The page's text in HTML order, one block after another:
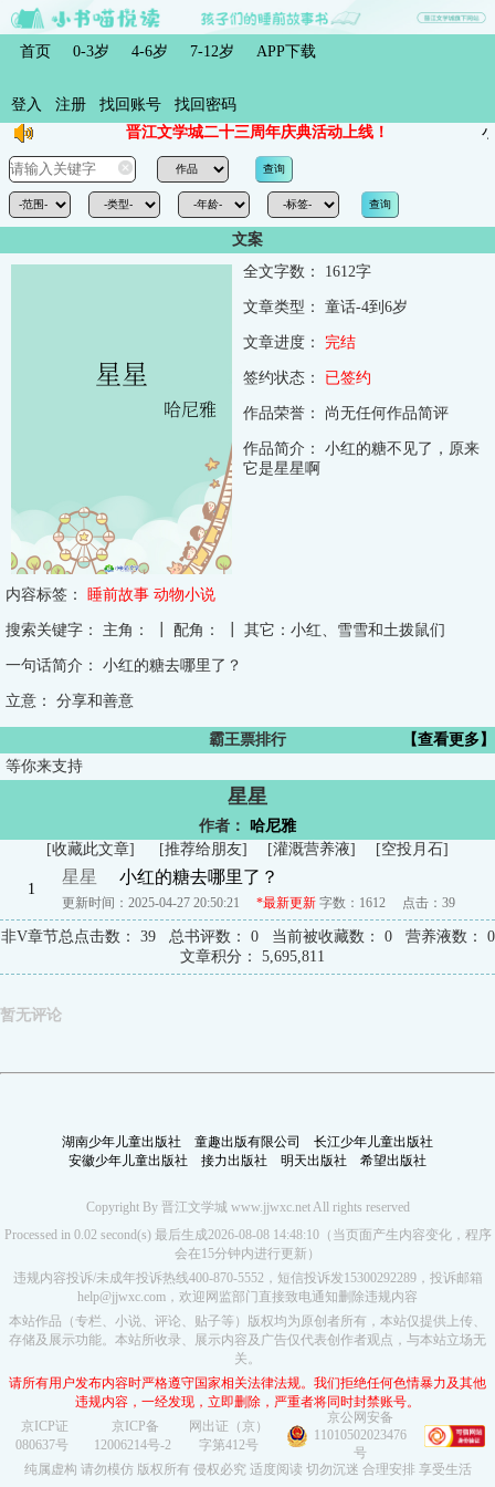
首页 0-3岁 4-6岁 7-12岁 APP下载
登入 注册 找回账号
找回密码
晋江文学城二十三周年庆典活动上线！
文案
全文字数：
1612字
文章类型： 童话-4到6岁
文章进度： 完结
签约状态： 已签约
作品荣誉： 尚无任何作品简评
作品简介：
小红的糖不见了，原来
它是星星啊
内容标签： 睡前故事 动物小说
搜索关键字： 主角： ┃ 配角： ┃ 其它：小红、雪雪和土拨鼠们
一句话简介： 小红的糖去哪里了？
立意： 分享和善意
霸王票排行
【查看更多】
等你来支持
星星
作者：
哈尼雅
[收藏此文章] [推荐给朋友] [灌溉营养液] [空投月石]
1
星星 小红的糖去哪里了？
更新时间：2025-04-27 20:50:21 *最新更新 字数：1612 点击： 39
非V章节总点击数： 39总书评数： 0当前被收藏数： 0营养液数： 0
文章积分： 5,695,811
暂无评论
湖南少年儿童出版社 童趣出版有限公司
长江少年儿童出版社
安徽少年儿童出版社
接力出版社 明天出版社 希望出版社
Copyright By 晋江文学城 www.jjwxc.net All rights reserved
Processed in 0.02 second(s) 最后生成2026-08-08 14:48:10（当页面产生内容变化，程序
会在15分钟内进行更新）
违规内容投诉/未成年投诉热线400-870-5552，短信投诉发15300292289，投诉邮箱
help@jjwxc.com，欢迎网监部门直接致电通知删除违规内容
本站作品（专栏、小说、评论、贴子等）版权均为原创者所有，本站仅提供上传、
存储及展示功能。本站所收录、展示内容及广告仅代表创作者观点，与本站立场无
关。
请所有用户发布内容时严格遵守国家相关法律法规。我们拒绝任何色情暴力及其他
违规内容，一经发现，立即删除，严重者将同时封禁账号。
京ICP证
080637号
京ICP备
12006214号-2
网出证（京）
字第412号
京公网安备
11010502023476
号
纯属虚构 请勿模仿 版权所有 侵权必究 适度阅读 切勿沉迷 合理安排 享受生活